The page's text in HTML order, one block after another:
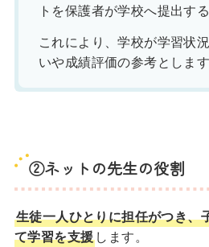
トを保護者が学校へ提出す
これにより、学校が学習状
いや成績評価の参考とします
②ネットの先生の役割
生徒一人ひとりに担任がつき、
て学習を支援 します。